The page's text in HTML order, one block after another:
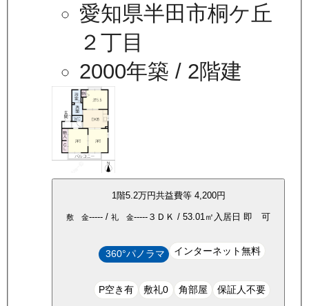
愛知県半田市桐ケ丘
２丁目
2000年築 / 2階建
1 階5.2万円共益費等 4,200円
敷 金----- / 礼 金----- ３ＤＫ / 53.01㎡ 入居日 即 可
360°パノラマ インターネット無料
P空き有 敷礼0 角部屋 保証人不要